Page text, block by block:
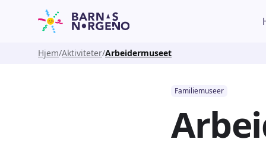
Hjem Aktiviteter Arbeidermuseet
Familiemuseer